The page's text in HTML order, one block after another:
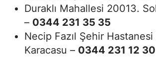
Duraklı Mahallesi 20013.
– 0344 231 35 35
Necip Fazıl Şehir Hastanesi
Karacasu – 0344 231 12 30